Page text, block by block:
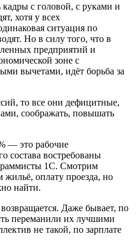
с головой, с руками и
хотя у всех
ситуация по
Но в силу того, что в
предприятий и
зоне с
вычетами, идёт борьба за
то все они дефицитные,
соображать, повышать
— это рабочие
состава востребованы
1С. Смотрим
жильё, оплату проезда, но
найти.
Даже бывает, по
переманили их лучшими
не такой, по зарплате